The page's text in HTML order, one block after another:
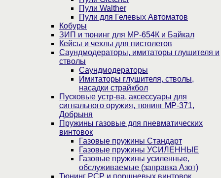
Пули Walther
Пули для Гелевых Автоматов
Кобуры
ЗИП и тюнинг для МР-654К и Байкал
Кейсы и чехлы для пистолетов
Саундмодераторы, имитаторы глушителя и
стволы
Саундмодераторы
Имитаторы глушителя, стволы,
насадки страйкбол
Пусковые устр-ва, аксессуары для
сигнального оружия, тюнинг МР-371,
Добрыня
Пружины газовые для пневматических
винтовок
Газовые пружины Стандарт
Газовые пружины УСИЛЕННЫЕ
Газовые пружины усиленные,
обслуживаемые (заправка Азот)